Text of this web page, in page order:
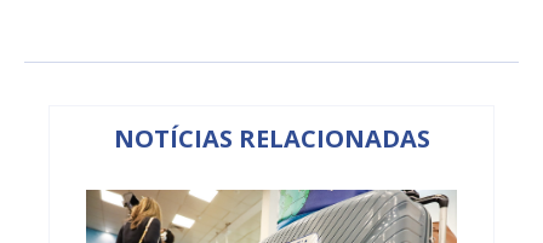
NOTÍCIAS RELACIONADAS